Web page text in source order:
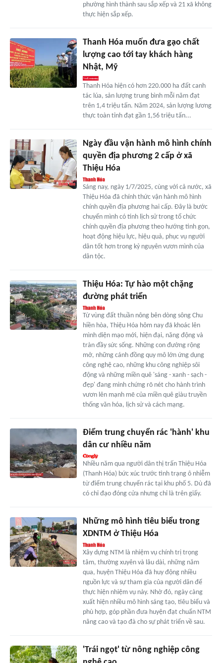
phường hình thành sau sắp xếp và 21 xã không
thực hiện sắp xếp.
Thanh Hóa muốn đưa gạo chất
lượng cao tới tay khách hàng
Nhật, Mỹ
Thanh Hóa hiện có hơn 220.000 ha đất canh
tác lúa, sản lượng trung bình mỗi năm đạt
trên 1,4 triệu tấn. Năm 2024, sản lượng lương
thực toàn tỉnh đạt gần 1,56 triệu tấn...
Ngày đầu vận hành mô hình chính
quyền địa phương 2 cấp ở xã
Thiệu Hóa
Sáng nay, ngày 1/7/2025, cùng với cả nước, xã
Thiệu Hóa đã chính thức vận hành mô hình
chính quyền địa phương hai cấp. Đây là bước
chuyển mình có tính lịch sử trong tổ chức
chính quyền địa phương theo hướng tinh gọn,
hoạt động hiệu lực, hiệu quả, phục vụ người
dân tốt hơn trong kỷ nguyên vươn mình của
dân tộc.
Thiệu Hóa: Tự hào một chặng
đường phát triển
Từ vùng đất thuần nông bên dòng sông Chu
hiền hòa, Thiệu Hóa hôm nay đã khoác lên
mình diện mạo mới, hiện đại, năng động và
tràn đầy sức sống. Những con đường rộng
mở, những cánh đồng quy mô lớn ứng dụng
công nghệ cao, những khu công nghiệp sôi
động và những miền quê 'sáng - xanh - sạch -
đẹp' đang minh chứng rõ nét cho hành trình
vươn lên mạnh mẽ của miền quê giàu truyền
thống văn hóa, lịch sử và cách mạng.
Điểm trung chuyển rác 'hành' khu
dân cư nhiều năm
Nhiều năm qua người dân thị trấn Thiệu Hóa
(Thanh Hóa) bức xúc trước tình trạng ô nhiễm
từ điểm trung chuyển rác tại khu phố 5. Dù đã
có chỉ đạo đóng cửa nhưng chỉ là trên giấy.
Những mô hình tiêu biểu trong
XDNTM ở Thiệu Hóa
Xây dựng NTM là nhiệm vụ chính trị trọng
tâm, thường xuyên và lâu dài, những năm
qua, huyện Thiệu Hóa đã huy động nhiều
nguồn lực và sự tham gia của người dân để
thực hiện nhiệm vụ này. Nhờ đó, ngày càng
xuất hiện nhiều mô hình sáng tạo, tiêu biểu và
phù hợp, góp phần đưa huyện đạt chuẩn NTM
nâng cao và tạo đà cho sự phát triển về sau.
'Trái ngọt' từ nông nghiệp công